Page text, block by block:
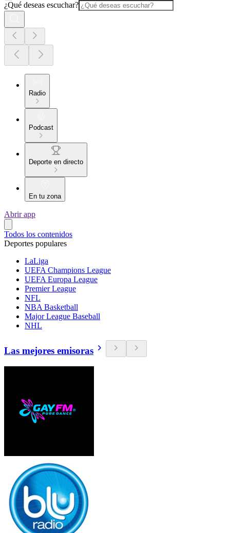
¿Qué deseas escuchar?
Radio
Podcast
Deporte en directo
En tu zona
Abrir app
Todos los contenidos
Deportes populares
LaLiga
UEFA Champions League
UEFA Europa League
Premier League
NFL
NBA Basketball
Major League Baseball
NHL
Las mejores emisoras